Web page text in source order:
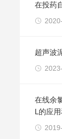
在投药
超声波
在线余
L的应